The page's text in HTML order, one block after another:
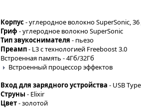
Корпус- углеродное волокно SuperSonic,
Гриф - углеродное волокно SuperSonic
Тип звукоснимателя - пьезо
Преамп- L3 с технологией Freeboost 3.0
Встроенная память - 4Гб/32Гб
Встроенный процессор эффектов
Вход для зарядного устройства - USB
Струны - Elixir
Цвет- золотой